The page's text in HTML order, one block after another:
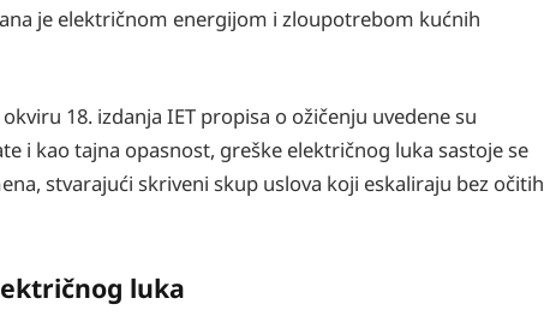
je električnom energijom i zloupotrebom kućnih
18. izdanja IET propisa o ožičenju uvedene su
i kao tajna opasnost, greške električnog luka sastoje se
stvarajući skriveni skup uslova koji eskaliraju bez očitih
luka